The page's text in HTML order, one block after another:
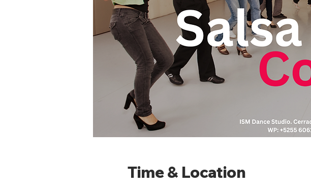
Time & Location